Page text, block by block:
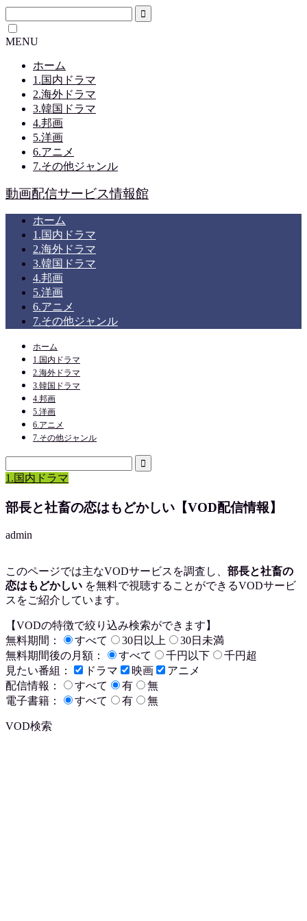
MENU
ホーム
1.国内ドラマ
2.海外ドラマ
3.韓国ドラマ
4.邦画
5.洋画
6.アニメ
7.その他ジャンル
動画配信サービス情報館
ホーム
1.国内ドラマ
2.海外ドラマ
3.韓国ドラマ
4.邦画
5.洋画
6.アニメ
7.その他ジャンル
ホーム
1.国内ドラマ
2.海外ドラマ
3.韓国ドラマ
4.邦画
5.洋画
6.アニメ
7.その他ジャンル
1.国内ドラマ
部長と社畜の恋はもどかしい【VOD配信情報】
admin
このページでは主なVODサービスを調査し、 部長と社畜の
恋はもどかしい を無料で視聴することができるVODサービ
スをご紹介しています。
【VODの特徴で絞り込み検索ができます】
無料期間：
すべて 30日以上
30日未満
無料期間後の月額：
すべて 千円以下
千円超
見たい番組：
ドラマ 映画
アニメ
配信情報：
すべて 有
無
電子書籍：
すべて 有 無
VOD検索